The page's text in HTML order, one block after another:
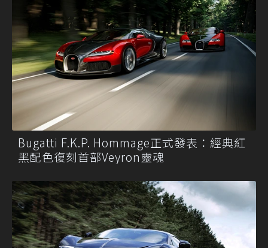
Bugatti F.K.P. Hommage正式發表：經典紅
黑配色復刻首部Veyron靈魂